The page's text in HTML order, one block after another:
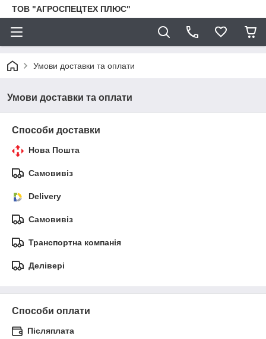
ТОВ "АГРОСПЕЦТЕХ ПЛЮС"
Умови доставки та оплати
Умови доставки та оплати
Способи доставки
Нова Пошта
Самовивіз
Delivery
Самовивіз
Транспортна компанія
Делівері
Способи оплати
Післяплата